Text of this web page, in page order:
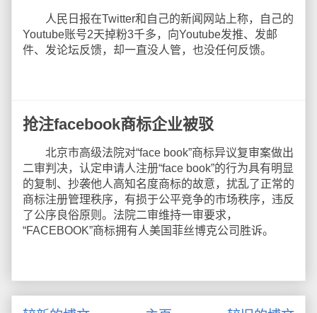
人民日报在Twitter和自己的新闻网站上称，自己的
Youtube账号2天掉粉3千多，向Youtube发推、发邮
件、发论坛反馈，却一直没人管，也没任何反馈。
抢注facebook商标企业被驳
北京市高级法院对“face book”商标异议复审案做出
二审判决，认定申请人注册“face book”的行为具有明显
的复制、抄袭他人高知名度商标的故意，扰乱了正常的
商标注册管理秩序，有损于公平竞争的市场秩序，违反
了公序良俗原则。法院二审维持一审要求，
“FACEBOOK”商标拥有人美国菲丝博克公司胜诉。